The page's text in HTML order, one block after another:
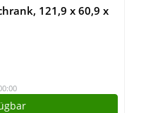
121,9 x 60,9 x